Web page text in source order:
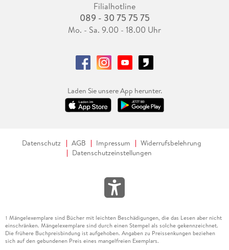
Filialhotline
089 - 30 75 75 75
Mo. - Sa. 9.00 - 18.00 Uhr
Laden Sie unsere App herunter.
Datenschutz AGB Impressum
Widerrufsbelehrung
Datenschutzeinstellungen
1 Mängelexemplare sind Bücher mit leichten Beschädigungen, die das Lesen aber nicht
einschränken. Mängelexemplare sind durch einen Stempel als solche gekennzeichnet.
Die frühere Buchpreisbindung ist aufgehoben. Angaben zu Preissenkungen beziehen
sich auf den gebundenen Preis eines mangelfreien Exemplars.